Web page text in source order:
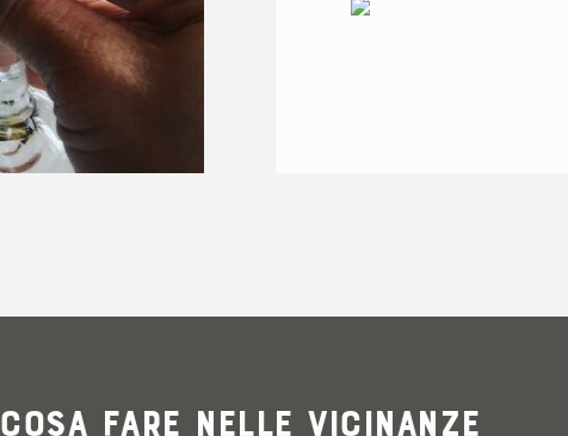
Cosa fare nelle vicinanze